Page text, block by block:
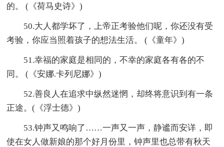
的。 (《荷马史诗》)
50.大人都学坏了，上帝正考验他们呢，你还没有受
考验，你应当照着孩子的想法生活。 (《童年》)
51.幸福的家庭是相同的，不幸的家庭各有各的不
同。 (《安娜.卡列尼娜》)
52.善良人在追求中纵然迷惘，却终将意识到有一条
正途。(《浮士德》)
53.钟声又鸣响了……一声又一声，静谧而安详，即
使在女人做新娘的那个好月份里，钟声里也总带有秋天